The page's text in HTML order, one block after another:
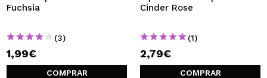
Fuchsia
(3)
1,99€
COMPRAR
Cinder Rose
(1)
2,79€
COMPRAR